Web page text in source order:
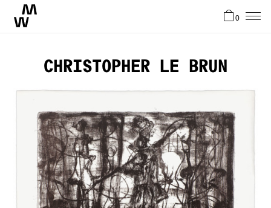
Artists
About
Stories
0
Christopher Le Brun